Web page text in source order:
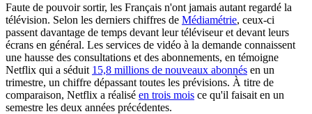
Faute de pouvoir sortir, les Français n'ont jamais autant regardé la
télévision. Selon les derniers chiffres de Médiamétrie, ceux-ci
passent davantage de temps devant leur téléviseur et devant leurs
écrans en général. Les services de vidéo à la demande connaissent
une hausse des consultations et des abonnements, en témoigne
Netflix qui a séduit 15,8 millions de nouveaux abonnés en un
trimestre, un chiffre dépassant toutes les prévisions. À titre de
comparaison, Netflix a réalisé en trois mois ce qu'il faisait en un
semestre les deux années précédentes.